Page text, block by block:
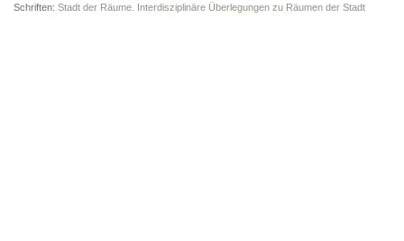
Schriften: Stadt der Räume. Interdisziplinäre Überlegungen zu Räumen der Stadt